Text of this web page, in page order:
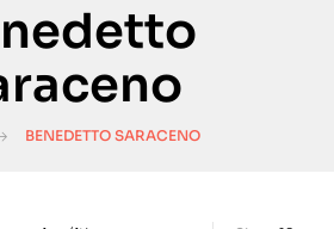
BENEDETTO SARACENO